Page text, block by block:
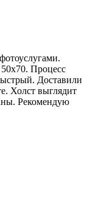
50х70. Процесс
Доставили
Холст выглядит
Рекомендую